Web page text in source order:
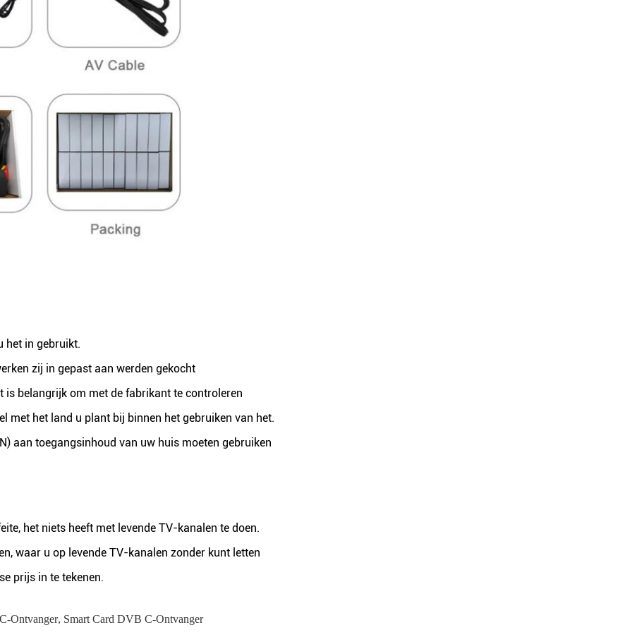
het in gebruikt.
zij in gepast aan werden gekocht
is belangrijk om met de fabrikant te controleren
met het land u plant bij binnen het gebruiken van het.
aan toegangsinhoud van uw huis moeten gebruiken
het niets heeft met levende TV-kanalen te doen.
waar u op levende TV-kanalen zonder kunt letten
prijs in te tekenen.
Ontvanger, Smart Card DVB C-Ontvanger